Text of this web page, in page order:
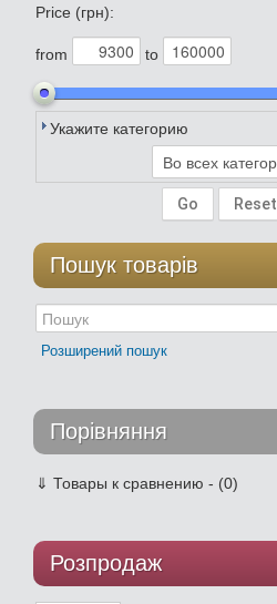
Price (грн):
from to
Укажите категорию
Пошук товарів
Розширений пошук
Порівняння
⇓ Товары к сравнению - (0)
Розпродаж